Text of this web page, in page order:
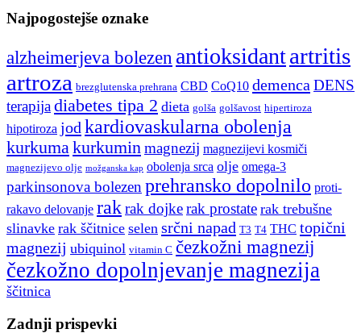
Najpogostejše oznake
alzheimerjeva bolezen antioksidantartritis
artroza brezglutenska prehrana CBD CoQ10 demenca DENS
terapijadiabetes tipa 2 dieta golša golšavost hipertiroza
hipotiroza jod kardiovaskularna obolenja
kurkumakurkuminmagnezij magnezijevi kosmiči
magnezijevo olje možganska kap obolenja srca olje omega-3
parkinsonova bolezen prehransko dopolnilo proti-
rakavo delovanje rakrak dojkerak prostate rak trebušne
slinavke rak ščitnice selen srčni napad T3 T4 THC topični
magnezij ubiquinol vitamin C čezkožni magnezij
čezkožno dopolnjevanje magnezija
ščitnica
Zadnji prispevki